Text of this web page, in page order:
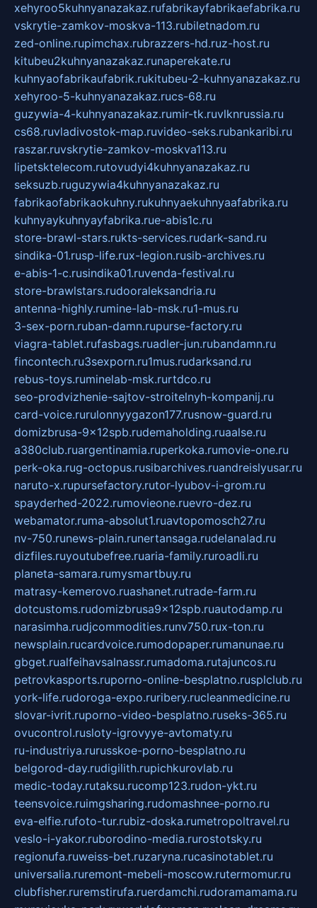
xehyroo5kuhnyanazakaz.rufabrikayfabrikaefabrika.ru
vskrytie-zamkov-moskva-113.rubiletnadom.ru
zed-online.rupimchax.rubrazzers-hd.ruz-host.ru
kitubeu2kuhnyanazakaz.runaperekate.ru
kuhnyaofabrikaufabrik.rukitubeu-2-kuhnyanazakaz.ru
xehyroo-5-kuhnyanazakaz.rucs-68.ru
guzywia-4-kuhnyanazakaz.rumir-tk.ruvlknrussia.ru
cs68.ruvladivostok-map.ruvideo-seks.rubankaribi.ru
raszar.ruvskrytie-zamkov-moskva113.ru
lipetsktelecom.rutovudyi4kuhnyanazakaz.ru
seksuzb.ruguzywia4kuhnyanazakaz.ru
fabrikaofabrikaokuhny.rukuhnyaekuhnyaafabrika.ru
kuhnyaykuhnyayfabrika.rue-abis1c.ru
store-brawl-stars.rukts-services.rudark-sand.ru
sindika-01.rusp-life.rux-legion.rusib-archives.ru
e-abis-1-c.rusindika01.ruvenda-festival.ru
store-brawlstars.rudooraleksandria.ru
antenna-highly.rumine-lab-msk.ru1-mus.ru
3-sex-porn.ruban-damn.rupurse-factory.ru
viagra-tablet.rufasbags.ruadler-jun.rubandamn.ru
fincontech.ru3sexporn.ru1mus.rudarksand.ru
rebus-toys.ruminelab-msk.rurtdco.ru
seo-prodvizhenie-sajtov-stroitelnyh-kompanij.ru
card-voice.rurulonnyygazon177.rusnow-guard.ru
domizbrusa-9x12spb.rudemaholding.ruaalse.ru
a380club.ruargentinamia.ruperkoka.rumovie-one.ru
perk-oka.rug-octopus.rusibarchives.ruandreislyusar.ru
naruto-x.rupursefactory.rutor-lyubov-i-grom.ru
spayderhed-2022.rumovieone.ruevro-dez.ru
webamator.ruma-absolut1.ruavtopomosch27.ru
nv-750.runews-plain.runertansaga.rudelanalad.ru
dizfiles.ruyoutubefree.ruaria-family.ruroadli.ru
planeta-samara.rumysmartbuy.ru
matrasy-kemerovo.ruashanet.rutrade-farm.ru
dotcustoms.rudomizbrusa9x12spb.ruautodamp.ru
narasimha.rudjcommodities.runv750.rux-ton.ru
newsplain.rucardvoice.rumodopaper.rumanunae.ru
gbget.rualfeihavsalnassr.rumadoma.rutajuncos.ru
petrovkasports.ruporno-online-besplatno.rusplclub.ru
york-life.rudoroga-expo.ruribery.rucleanmedicine.ru
slovar-ivrit.ruporno-video-besplatno.ruseks-365.ru
ovucontrol.rusloty-igrovyye-avtomaty.ru
ru-industriya.rurusskoe-porno-besplatno.ru
belgorod-day.rudigilith.rupichkurovlab.ru
medic-today.rutaksu.rucomp123.rudon-ykt.ru
teensvoice.ruimgsharing.rudomashnee-porno.ru
eva-elfie.rufoto-tur.rubiz-doska.rumetropoltravel.ru
veslo-i-yakor.ruborodino-media.rurostotsky.ru
regionufa.ruweiss-bet.ruzaryna.rucasinotablet.ru
universalia.ruremont-mebeli-moscow.rutermomur.ru
clubfisher.ruremstirufa.ruerdamchi.rudoramamama.ru